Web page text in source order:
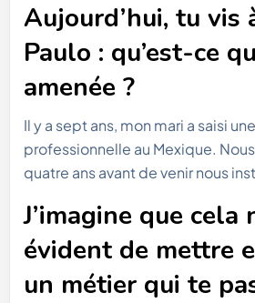
Aujourd’hui, tu vis
Paulo : qu’est-ce
amenée ?
Il y a sept ans, mon mari a saisi
professionnelle au Mexique.
quatre ans avant de venir nous
J’imagine que cela
évident de mettre
un métier qui te